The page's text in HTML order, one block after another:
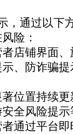
，通过以下
险：
者店铺界面
、防诈骗
著位置持续
全风险提
者通过平台